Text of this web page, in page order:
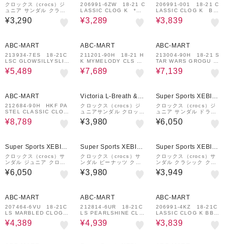
&mall店
クロックス（crocs）ジ
ュニア サンダル クラシ
ック クロッグ Lavender
パープル 206991-530
¥3,290
206991-6ZW 18-21 C
LASSIC CLOG K *PI
NK MILK 687463-00
01
¥3,289
206991-001 18-21 C
LASSIC CLOG K BL
ACK 687461-0001
¥3,839
ABC-MART
213934-7ES 18-21C
LSC GLOWSILLYSLIM
ECLOG K GLOW LIG
HT 712204-0001
¥5,489
ABC-MART
211201-90H 18-21 H
K MYMELODY CLS CL
G K MULTI 690776-
0001
¥7,689
ABC-MART
213004-90H 18-21 S
TAR WARS GROGU C
S CG K MULTI 7072
91-0001
¥7,139
ABC-MART
212684-90H HKF PA
STEL CLASSIC CLOG
MULTI 706996-000
1
¥8,789
Victoria L-Breath &m
all店
クロックス（crocs）ジ
ュニアサンダル クロック
バンド クロッグ キッズ
ネイビー レッド 20700
¥3,980
Super Sports XEBIO
&mall店
クロックス（crocs）ジ
ュニア サンダル ドラえ
もん クラシック クロッ
グ ブルー 211692-90H
¥6,050
Super Sports XEBIO
&mall店
クロックス（crocs）サ
ンダル ジュニア クロッ
クバンド クロッグ サッ
クス 207006-4XQ
¥6,050
Super Sports XEBIO
&mall店
クロックス（crocs）サ
ンダル ピーナッツ クラ
シック クロッグ 21112
5-90H 軽量 水遊び キャ
¥3,980
Super Sports XEBIO
&mall店
クロックス（crocs）サ
ンダル クラシック クロ
ッグ キッズ アクアマリ
ン ライトブルー 20699
¥3,949
ABC-MART
207464-6VU 18-21C
LS MARBLED CLOG K
GVM K GUAVA/MULT
I 703553-0001
¥4,389
ABC-MART
212814-6UR 18-21C
LS PEARLSHINE CLO
G QAQ K QUARTZ
703579-0001
¥4,939
ABC-MART
206991-4KZ 18-21C
LASSIC CLOG K BBT
K BLUE BOLT 7035
51-0001
¥3,839